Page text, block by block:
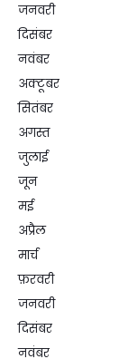
जनवरी
दिसंबर
नवंबर
अक्टूबर
सितंबर
अगस्त
जुलाई
जून
मई
अप्रैल
मार्च
फ़रवरी
जनवरी
दिसंबर
नवंबर